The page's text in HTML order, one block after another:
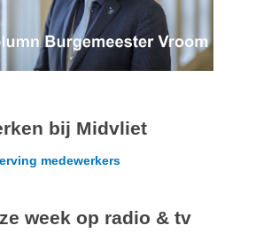
bij Midvliet
week op radio & tv